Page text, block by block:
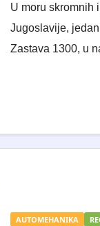
U moru skromnih
Jugoslavije,
Zastava 1300, u
AUTOMEHANIKA